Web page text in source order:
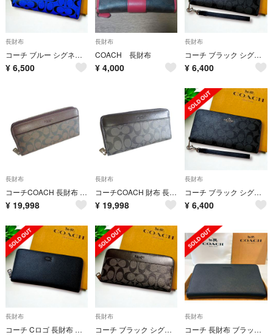
長財布
コーチ ブルー シグネチャー メンズ 長財布
¥ 6,500
長財布
COACH 長財布
¥ 4,000
長財布
コーチ ブラック シグネチャー 長財布
¥ 6,400
長財布
コーチCOACH 長財布 アコーディングジップウォレット F75000 MRBRダークブラウンブラック 直営アウトレット
¥ 19,998
長財布
コーチCOACH 財布 長財布 アコーディングジップウォレット シグネチャー F75000 ダークグレーBK 直営アウトレット
¥ 19,998
長財布
コーチ ブラック シグネチャー 長財布
¥ 6,400
長財布
コーチ Cロゴ 長財布 メンズ
長財布
コーチ ブラック シグネチャー メンズ 長財布
長財布
コーチ 長財布 ブラック ラウンドファスナー F58107 BLK